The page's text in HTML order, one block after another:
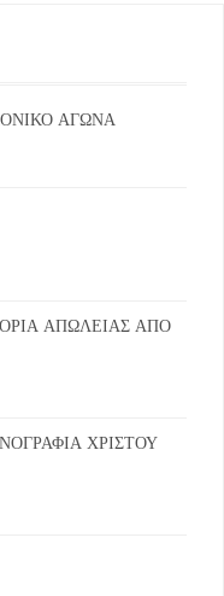
ΑΓΩΝΑ
ΑΠΩΛΕΙΑΣ ΑΠΟ
ΧΡΙΣΤΟΥ